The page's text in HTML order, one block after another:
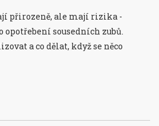
přirozeně, ale mají rizika -
sousedních zubů.
a co dělat, když se něco